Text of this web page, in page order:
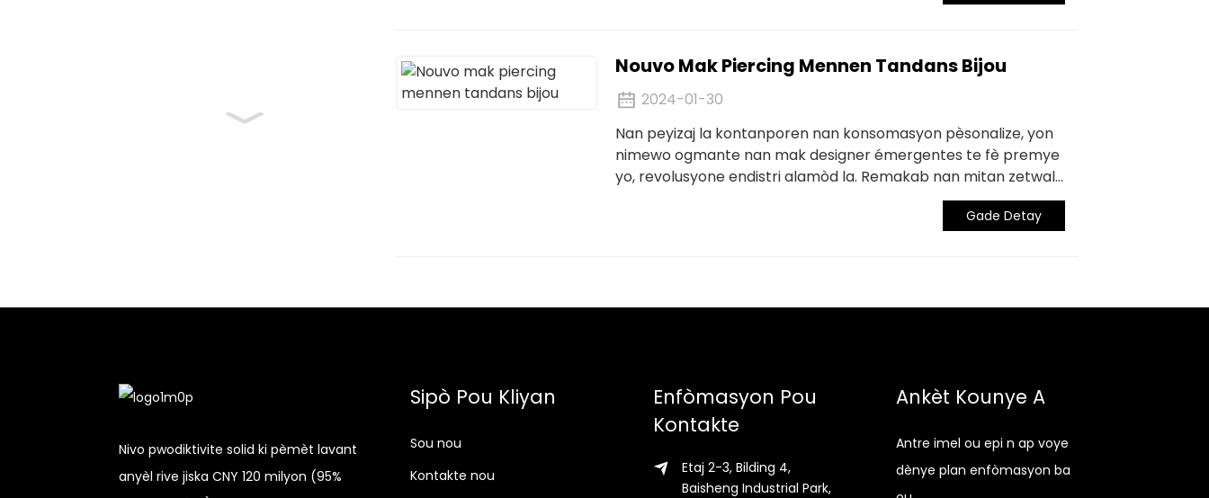
Nouvo Mak Piercing Mennen Tandans Bijou
2024-01-30
Nan peyizaj la kontanporen nan konsomasyon pèsonalize, yon
nimewo ogmante nan mak designer émergentes te fè premye
yo, revolusyone endistri alamòd la. Remakab nan mitan zetwal
k ap monte sa yo se "Superstar," yon mak dènye kri piercing
Gade Detay
Nivo pwodiktivite solid ki pèmèt lavant
anyèl rive jiska CNY 120 milyon (95%
Sipò Pou Kliyan
Sou nou
Kontakte nou
Enfòmasyon Pou
Kontakte
Etaj 2-3, Bilding 4,
Baisheng Industrial Park,
Ankèt Kounye A
Antre imel ou epi n ap voye
dènye plan enfòmasyon ba